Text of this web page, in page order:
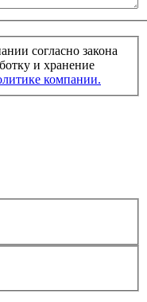
согласно закона
и хранение
компании.